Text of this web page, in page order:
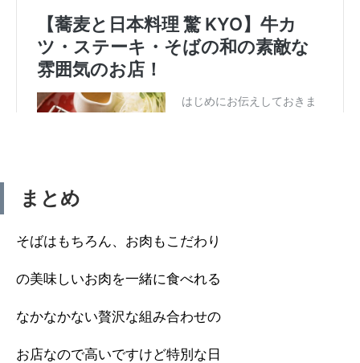
まとめ
そばはもちろん、お肉もこだわり
の美味しいお肉を一緒に食べれる
なかなかない贅沢な組み合わせの
お店なので高いですけど特別な日